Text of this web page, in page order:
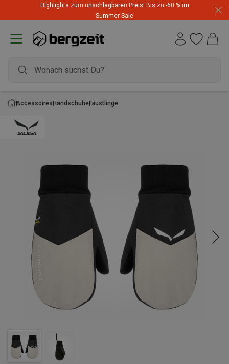
Highlights zum unschlagbaren Preis! Bis zu -60 % im
Summer Sale
AccessoiresHandschuheFäustlinge